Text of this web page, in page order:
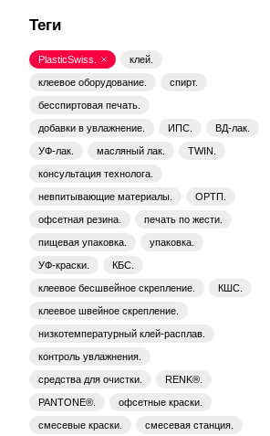
Теги
клей.
клеевое оборудование. спирт.
бесспиртовая печать.
добавки в увлажнение. ИПС. ВД-лак.
УФ-лак. масляный лак. TWIN.
консультация технолога.
невпитывающие материалы. ОРТП.
офсетная резина. печать по жести.
пищевая упаковка. упаковка.
УФ-краски. КБС.
клеевое бесшвейное скрепление. КШС.
клеевое швейное скрепление.
низкотемпературный клей-расплав.
контроль увлажнения.
средства для очистки. RENK®.
PANTONE®. офсетные краски.
смесевые краски. смесевая станция.
PlasticSwiss.